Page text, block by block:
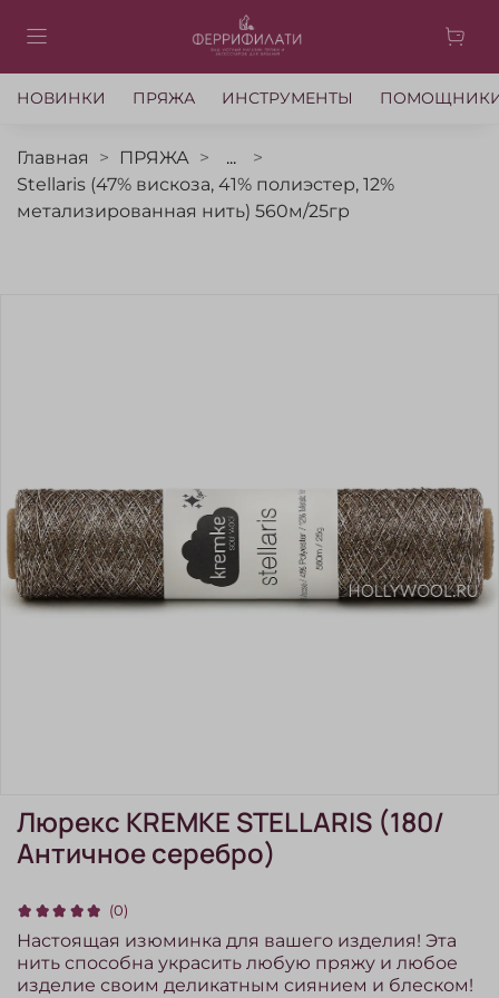
НОВИНКИ ПРЯЖА ИНСТРУМЕНТЫ
Главная ПРЯЖА
...
Stellaris (47% вискоза, 41% полиэстер, 12%
метализированная нить) 560м/25гр
(0)
Люрекс KREMKE STELLARIS (180/
Античное серебро)
Настоящая изюминка для вашего изделия! Эта
нить способна украсить любую пряжу и любое
изделие своим деликатным сиянием и блеском!